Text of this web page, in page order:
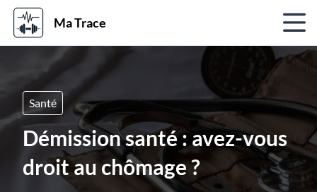
Ma Trace
Santé
Démission santé : avez-vous
droit au chômage ?